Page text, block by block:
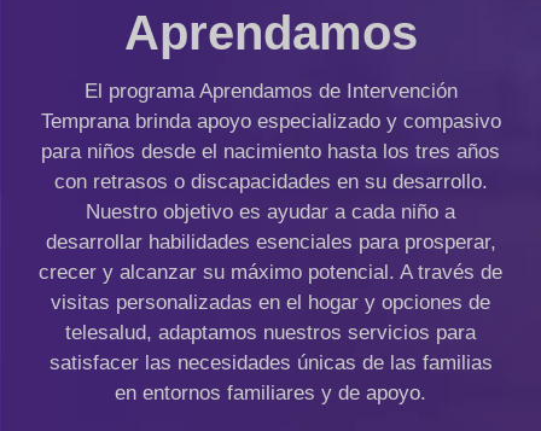
Aprendamos
El programa Aprendamos de Intervención
Temprana brinda apoyo especializado y compasivo
para niños desde el nacimiento hasta los tres años
con retrasos o discapacidades en su desarrollo.
Nuestro objetivo es ayudar a cada niño a
desarrollar habilidades esenciales para prosperar,
crecer y alcanzar su máximo potencial. A través de
visitas personalizadas en el hogar y opciones de
telesalud, adaptamos nuestros servicios para
satisfacer las necesidades únicas de las familias
en entornos familiares y de apoyo.